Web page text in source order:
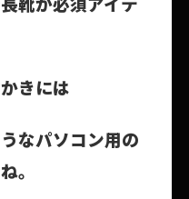
きには
なパソコン用の
。